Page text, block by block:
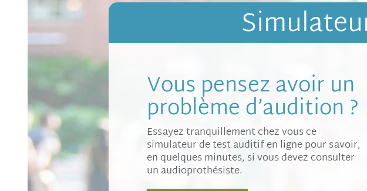
Vous pensez avoir un
problème d’audition ?
Essayez tranquillement chez vous ce
simulateur de test auditif en ligne pour savoir,
en quelques minutes, si vous devez consulter
un audioprothésiste.